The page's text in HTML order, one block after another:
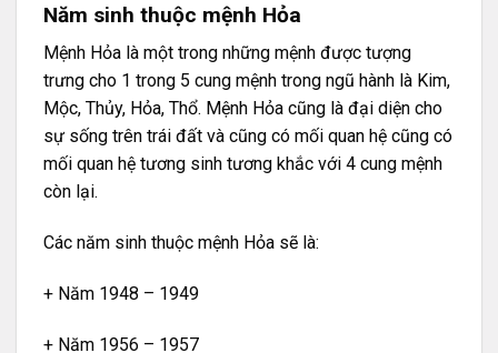
Năm sinh thuộc mệnh Hỏa
Mệnh Hỏa là một trong những mệnh được tượng
trưng cho 1 trong 5 cung mệnh trong ngũ hành là Kim,
Mộc, Thủy, Hỏa, Thổ. Mệnh Hỏa cũng là đại diện cho
sự sống trên trái đất và cũng có mối quan hệ cũng có
mối quan hệ tương sinh tương khắc với 4 cung mệnh
còn lại.
Các năm sinh thuộc mệnh Hỏa sẽ là:
+ Năm 1948 – 1949
+ Năm 1956 – 1957